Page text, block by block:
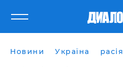
Новини Україна расія